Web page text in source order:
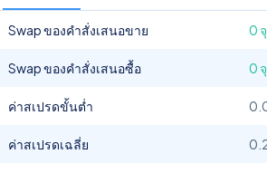
Swap ของคำสั่งเสนอขาย 0
Swap ของคำสั่งเสนอซื้อ 0
ค่าสเปรดขั้นต่ำ
ค่าสเปรดเฉลี่ย